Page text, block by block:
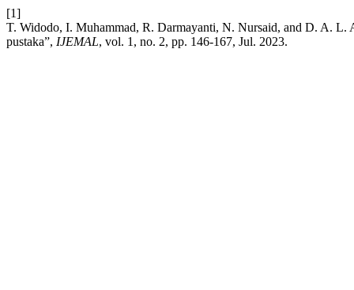
[1]
T. Widodo, I. Muhammad, R. Darmayanti, N. Nursaid, and D. A. L.
pustaka”, IJEMAL, vol. 1, no. 2, pp. 146-167, Jul. 2023.